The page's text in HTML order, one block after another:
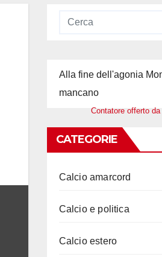
Alla fine dell'agonia
mancano
Contatore offerto da
CATEGORIE
Calcio amarcord
Calcio e politica
Calcio estero